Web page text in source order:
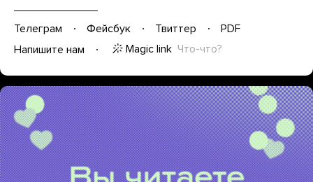
Телеграм Фейсбук Твиттер
PDF
Напишите нам
Magic link Что-что?